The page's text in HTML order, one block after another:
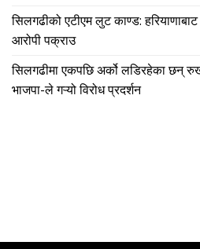
सिलगढीको एटीएम लुट काण्ड:
आरोपी पक्राउ
सिलगढीमा एकपछि अर्को लडिरहेका छन्
भाजपा-ले गऱ्यो विरोध प्रदर्शन